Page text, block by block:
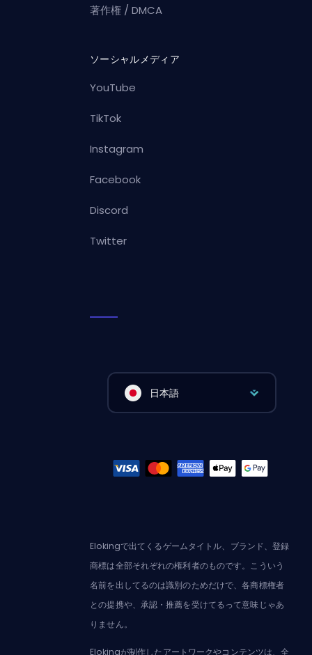
著作権 / DMCA
ソーシャルメディア
YouTube
TikTok
Instagram
Facebook
Discord
Twitter
日本語
Elokingで出てくるゲームタイトル、ブランド、登録
商標は全部それぞれの権利者のものです。こういう
名前を出してるのは識別のためだけで、各商標権者
との提携や、承認・推薦を受けてるって意味じゃあ
りません。
Elokingが制作したアートワークやコンテンツは、全